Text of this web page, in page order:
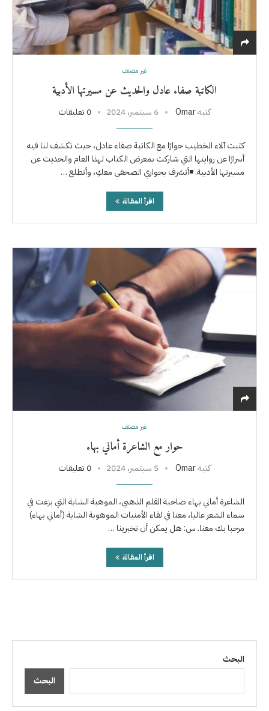
غير مصنف
الكاتبة صفاء عادل والحديث عن مسيرتها الأدبية
كتبهOmar 6 سبتمبر، 2024 0 تعليقات
كتبت آلاء الخطيب حوارًا مع الكاتبة صفاء عادل، حيث تكشف لنا فيه
أسرارًا عن روايتها التي شاركت بمعرض الكتاب لهذا العام والحديث عن
مسيرتها الأدبية. ◾أتشرف بحواري الصحفي معكِ، وأتطلع …
اقرأ المقالة
غير مصنف
حوار مع الشاعرة أماني بهاء
كتبهOmar 5 سبتمبر، 2024 0 تعليقات
الشاعرة أماني بهاء صاحبة القلم الذهبي، الموهبة الشابة التي بزغت في
سماء الشعر عاليا، معنا في لقاء الأمنيات الموهوبة الشابة (أماني بهاء)
مرحبا بك معنا. س: هل يمكن أن تخبرينا …
اقرأ المقالة
البحث
البحث